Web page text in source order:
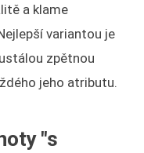
a klame
variantou je
zpětnou
jeho atributu.
"s